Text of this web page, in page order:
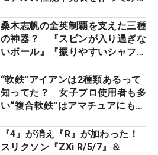
桑木志帆の全英制覇を支えた三種
の神器？ 『スピンが入り過ぎな
いボール』『振りやすいシャフ
ー』 #女子プロセッティング
“軟鉄”アイアンは2種類あるって
知ってた？ 女子プロ使用者も多
い“複合軟鉄”はアマチュアにもオ
『4』が消え『R』が加わった！
スリクソン『ZXi R/5/7』＆